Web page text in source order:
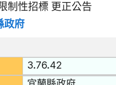
制性招標 更正公告
政府
3.76.42